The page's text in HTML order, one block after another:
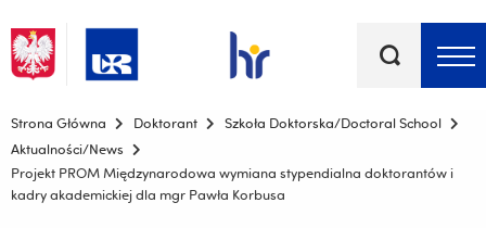
kluczowe
Menu - górna belka
Strona Główna Doktorant
Szkoła Doktorska/Doctoral School
Aktualności/News
Projekt PROM Międzynarodowa wymiana stypendialna doktorantów i
kadry akademickiej dla mgr Pawła Korbusa